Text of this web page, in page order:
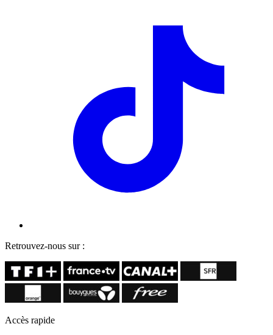
Retrouvez-nous sur :
Accès rapide